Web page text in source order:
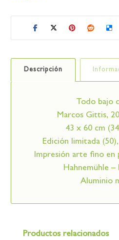
Descripción
Todo bajo
Marcos Gittis,
43 x 60 cm
Edición limitada
Impresión arte fino en
Hahnemühle –
Aluminio
Productos relacionados